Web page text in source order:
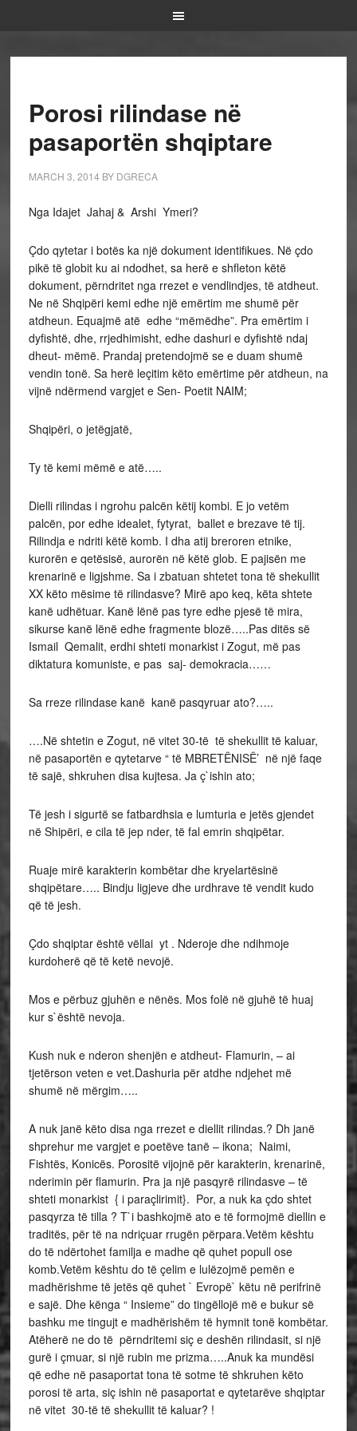
Porosi rilindase në
pasaportën shqiptare
MARCH 3, 2014 BY DGRECA
Nga Idajet Jahaj & Arshi Ymeri?
Çdo qytetar i botës ka një dokument identifikues. Në çdo
pikë të globit ku ai ndodhet, sa herë e shfleton këtë
dokument, përndritet nga rrezet e vendlindjes, të atdheut.
Ne në Shqipëri kemi edhe një emërtim me shumë për
atdheun. Equajmë atë edhe “mëmëdhe”. Pra emërtim i
dyfishtë, dhe, rrjedhimisht, edhe dashuri e dyfishtë ndaj
dheut- mëmë. Prandaj pretendojmë se e duam shumë
vendin tonë. Sa herë leçitim këto emërtime për atdheun, na
vijnë ndërmend vargjet e Sen- Poetit NAIM;
Shqipëri, o jetëgjatë,
Ty të kemi mëmë e atë…..
Dielli rilindas i ngrohu palcën këtij kombi. E jo vetëm
palcën, por edhe idealet, fytyrat, ballet e brezave të tij.
Rilindja e ndriti këtë komb. I dha atij breroren etnike,
kurorën e qetësisë, aurorën në këtë glob. E pajisën me
krenarinë e ligjshme. Sa i zbatuan shtetet tona të shekullit
XX këto mësime të rilindasve? Mirë apo keq, këta shtete
kanë udhëtuar. Kanë lënë pas tyre edhe pjesë të mira,
sikurse kanë lënë edhe fragmente blozë…..Pas ditës së
Ismail Qemalit, erdhi shteti monarkist i Zogut, më pas
diktatura komuniste, e pas saj- demokracia……
Sa rreze rilindase kanë kanë pasqyruar ato?…..
….Në shtetin e Zogut, në vitet 30-të të shekullit të kaluar,
në pasaportën e qytetarve “ të MBRETËNISË’ në një faqe
të sajë, shkruhen disa kujtesa. Ja ç`ishin ato;
Të jesh i sigurtë se fatbardhsia e lumturia e jetës gjendet
në Shipëri, e cila të jep nder, të fal emrin shqipëtar.
Ruaje mirë karakterin kombëtar dhe kryelartësinë
shqipëtare….. Bindju ligjeve dhe urdhrave të vendit kudo
që të jesh.
Çdo shqiptar është vëllai yt . Nderoje dhe ndihmoje
kurdoherë që të ketë nevojë.
Mos e përbuz gjuhën e nënës. Mos folë në gjuhë të huaj
kur s`është nevoja.
Kush nuk e nderon shenjën e atdheut- Flamurin, – ai
tjetërson veten e vet.Dashuria për atdhe ndjehet më
shumë në mërgim…..
A nuk janë këto disa nga rrezet e diellit rilindas.? Dh janë
shprehur me vargjet e poetëve tanë – ikona; Naimi,
Fishtës, Konicës. Porositë vijojnë për karakterin, krenarinë,
nderimin për flamurin. Pra ja një pasqyrë rilindasve – të
shteti monarkist { i paraçlirimit}. Por, a nuk ka çdo shtet
pasqyrza të tilla ? T`i bashkojmë ato e të formojmë diellin e
traditës, për të na ndriçuar rrugën përpara.Vetëm kështu
do të ndërtohet familja e madhe që quhet popull ose
komb.Vetëm kështu do të çelim e lulëzojmë pemën e
madhërishme të jetës që quhet ` Evropë` këtu në perifrinë
e sajë. Dhe kënga “ Insieme” do tingëllojë më e bukur së
bashku me tingujt e madhërishëm të hymnit tonë kombëtar.
Atëherë ne do të përndritemi siç e deshën rilindasit, si një
gurë i çmuar, si një rubin me prizma…..Anuk ka mundësi
që edhe në pasaportat tona të sotme të shkruhen këto
porosi të arta, siç ishin në pasaportat e qytetarëve shqiptar
në vitet 30-të të shekullit të kaluar? !